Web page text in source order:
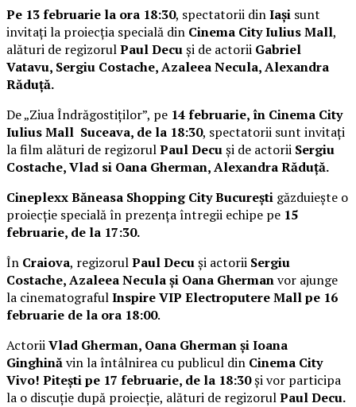
Pe 13 februarie la ora 18:30, spectatorii dinIași sunt
invitați la proiecția specială din Cinema City Iulius Mall,
alături de regizorulPaul Decuși de actorii Gabriel
Vatavu, Sergiu Costache, Azaleea Necula, Alexandra
Răduță.
De „Ziua Îndrăgostiților”, pe 14 februarie, în Cinema City
Iulius Mall Suceava, de la 18:30, spectatorii sunt invitați
la film alături de regizorulPaul Decuși de actorii Sergiu
Costache, Vlad si Oana Gherman, Alexandra Răduță.
Cineplexx Băneasa Shopping City București găzduiește o
proiecție specială în prezența întregii echipe pe 15
februarie, de la 17:30.
În Craiova, regizorulPaul Decuși actorii Sergiu
Costache, Azaleea Necula și Oana Ghermanvor ajunge
la cinematografulInspire VIP Electroputere Mall pe 16
februarie de la ora 18:00.
ActoriiVlad Gherman, Oana Gherman și Ioana
Ginghinăvin la întâlnirea cu publicul din Cinema City
Vivo! Pitești pe 17 februarie, de la 18:30și vor participa
la o discuție după proiecție, alături de regizorulPaul Decu.